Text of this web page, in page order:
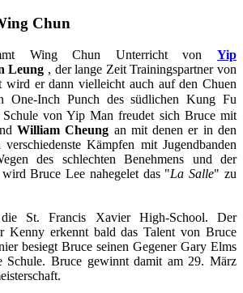
Chun
Wing Chun Unterricht von
Yip
Leung , der lange Zeit Trainingspartner von
er dann vielleicht auch auf den Chuen
Inch Punch des südlichen Kung Fu
von Yip Man freudet sich Bruce mit
William Cheung an mit denen er in den
Kämpfen mit Jugendbanden
des schlechten Benehmens und der
wird Bruce Lee nahegelet das "La Salle" zu
St. Francis Xavier High-School. Der
Kenny erkennt bald das Talent von Bruce
besiegt Bruce seinen Gegener Gary Elms
Schule. Bruce gewinnt damit am 29. März